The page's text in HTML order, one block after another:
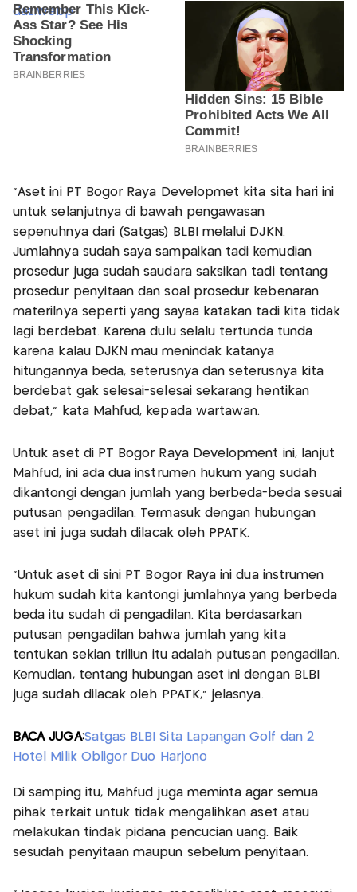
"Aset ini PT Bogor Raya Developmet kita sita hari ini
untuk selanjutnya di bawah pengawasan
sepenuhnya dari (Satgas) BLBI melalui DJKN.
Jumlahnya sudah saya sampaikan tadi kemudian
prosedur juga sudah saudara saksikan tadi tentang
prosedur penyitaan dan soal prosedur kebenaran
materilnya seperti yang sayaa katakan tadi kita tidak
lagi berdebat. Karena dulu selalu tertunda tunda
karena kalau DJKN mau menindak katanya
hitungannya beda, seterusnya dan seterusnya kita
berdebat gak selesai-selesai sekarang hentikan
debat," kata Mahfud, kepada wartawan.
Untuk aset di PT Bogor Raya Development ini, lanjut
Mahfud, ini ada dua instrumen hukum yang sudah
dikantongi dengan jumlah yang berbeda-beda sesuai
putusan pengadilan. Termasuk dengan hubungan
aset ini juga sudah dilacak oleh PPATK.
"Untuk aset di sini PT Bogor Raya ini dua instrumen
hukum sudah kita kantongi jumlahnya yang berbeda
beda itu sudah di pengadilan. Kita berdasarkan
putusan pengadilan bahwa jumlah yang kita
tentukan sekian triliun itu adalah putusan pengadilan.
Kemudian, tentang hubungan aset ini dengan BLBI
juga sudah dilacak oleh PPATK," jelasnya.
BACA JUGA:Satgas BLBI Sita Lapangan Golf dan 2
Hotel Milik Obligor Duo Harjono
Di samping itu, Mahfud juga meminta agar semua
pihak terkait untuk tidak mengalihkan aset atau
melakukan tindak pidana pencucian uang. Baik
sesudah penyitaan maupun sebelum penyitaan.